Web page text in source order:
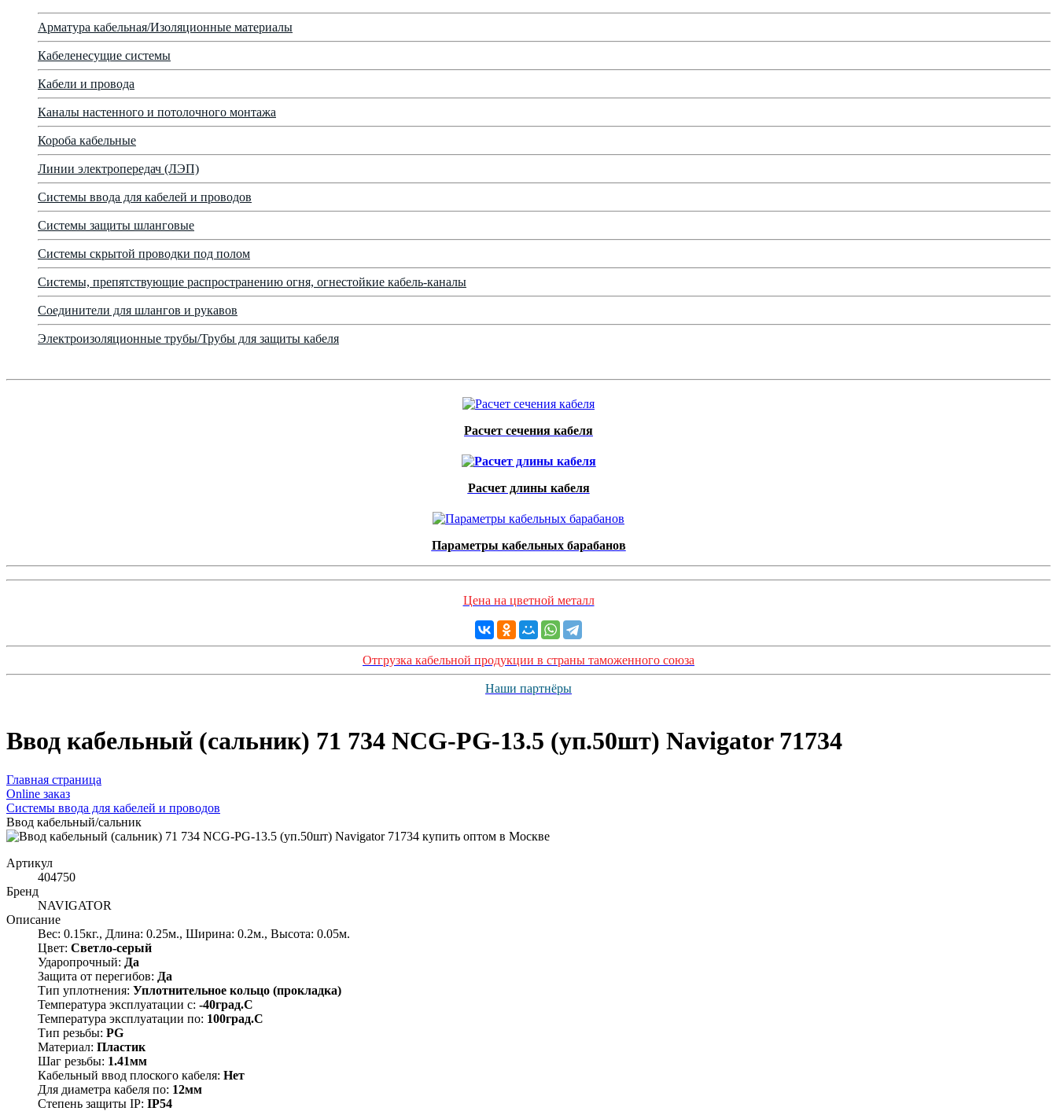
Арматура кабельная/Изоляционные материалы
Кабеленесущие системы
Кабели и провода
Каналы настенного и потолочного монтажа
Короба кабельные
Линии электропередач (ЛЭП)
Системы ввода для кабелей и проводов
Системы защиты шланговые
Системы скрытой проводки под полом
Системы, препятствующие распространению огня, огнестойкие кабель-каналы
Соединители для шлангов и рукавов
Электроизоляционные трубы/Трубы для защиты кабеля
Расчет сечения кабеля
Расчет длины кабеля
Параметры кабельных барабанов
Цена на цветной металл
Отгрузка кабельной продукции в страны таможенного союза
Наши партнёры
Ввод кабельный (сальник) 71 734 NCG-PG-13.5 (уп.50шт) Navigator 71734
Главная страница
Оnline заказ
Системы ввода для кабелей и проводов
Ввод кабельный/сальник
Артикул
404750
Бренд
NAVIGATOR
Описание
Вес: 0.15кг., Длина: 0.25м., Ширина: 0.2м., Высота: 0.05м.
Цвет: Светло-серый
Ударопрочный: Да
Защита от перегибов: Да
Тип уплотнения: Уплотнительное кольцо (прокладка)
Температура эксплуатации с: -40град.C
Температура эксплуатации по: 100град.C
Тип резьбы: PG
Материал: Пластик
Шаг резьбы: 1.41мм
Кабельный ввод плоского кабеля: Нет
Для диаметра кабеля по: 12мм
Степень защиты IP: IP54